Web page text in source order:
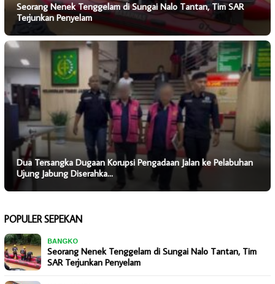
Seorang Nenek Tenggelam di Sungai Nalo Tantan, Tim SAR
Terjunkan Penyelam
Dua Tersangka Dugaan Korupsi Pengadaan Jalan ke Pelabuhan
Ujung Jabung Diserahka…
POPULER SEPEKAN
BANGKO
Seorang Nenek Tenggelam di Sungai Nalo Tantan, Tim
SAR Terjunkan Penyelam